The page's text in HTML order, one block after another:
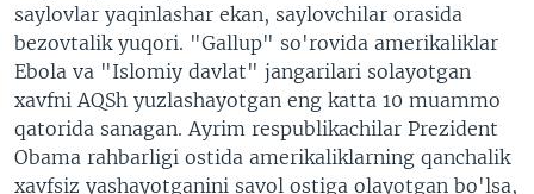
saylovlar yaqinlashar ekan, saylovchilar orasida
bezovtalik yuqori. "Gallup" so'rovida amerikaliklar
Ebola va "Islomiy davlat" jangarilari solayotgan
xavfni AQSh yuzlashayotgan eng katta 10 muammo
qatorida sanagan. Ayrim respublikachilar Prezident
Obama rahbarligi ostida amerikaliklarning qanchalik
xavfsiz yashayotganini savol ostiga olayotgan bo'lsa,